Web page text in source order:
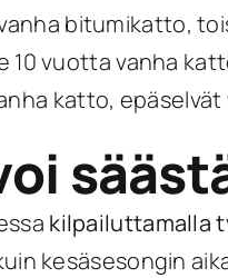
bitumikatto,
10 vuotta vanha
katto,
kilpailuttamalla
kesäsesongin